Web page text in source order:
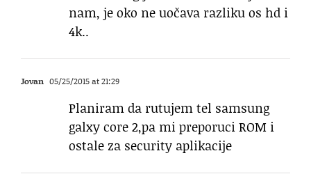
nam, je oko ne uočava razliku os hd i
4k..
Jovan 05/25/2015 at 21:29
Planiram da rutujem tel samsung
galxy core 2,pa mi preporuci ROM i
ostale za security aplikacije